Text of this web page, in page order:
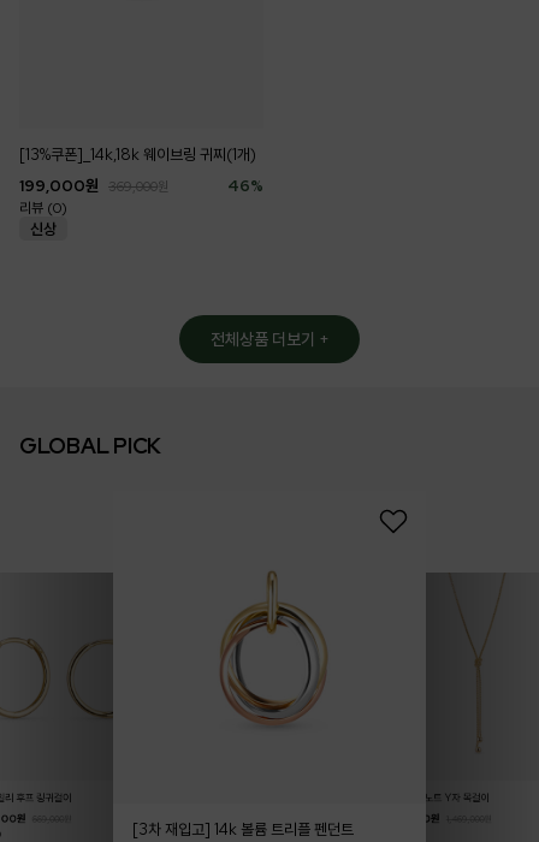
[13%쿠폰]_14k,18k 웨이브링 귀찌(1개)
46%
199,000원 369,000원
리뷰 (0)
전체상품 더보기 +
GLOBAL PICK
리 후프 링귀걸이
원 669,000
[3차 재입고] 14k 볼륨 트리플 펜던트
14k 러브 노트 Y자 목걸이
819,000원